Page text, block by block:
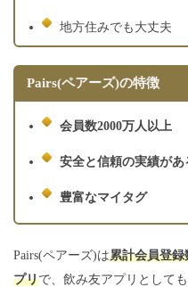
地方住みでも大丈夫
Pairs(ペアーズ)の特徴
会員数2000万人以上
安全と信頼の実績があ
豊富なマイタグ
Pairs(ペアーズ)は累計会員登録
プリで、飲み友アプリとしても